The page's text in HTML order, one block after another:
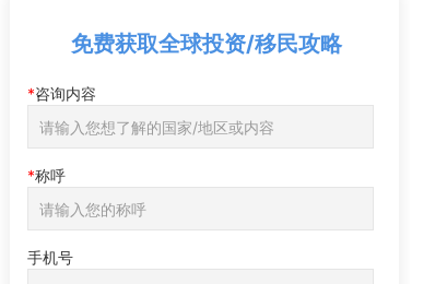
免费获取全球投资/移民攻略
咨询内容
称呼
手机号